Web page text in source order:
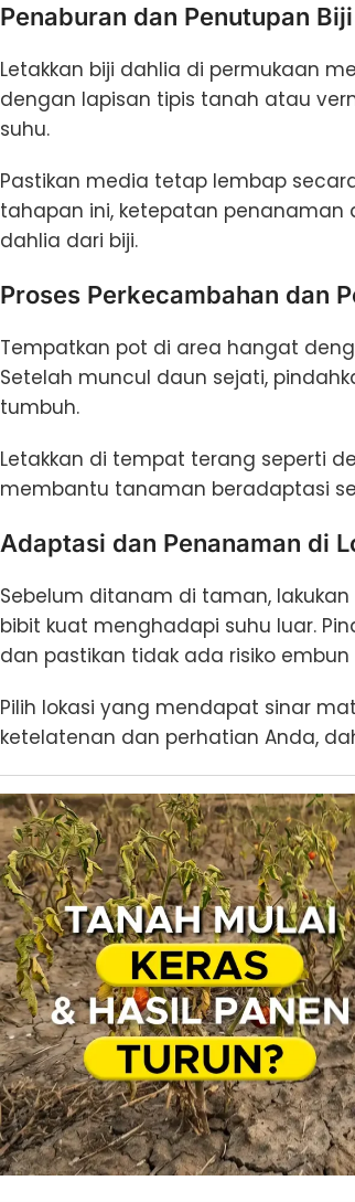
Penaburan dan Penutupan Biji
Letakkan biji dahlia di permukaan
dengan lapisan tipis tanah atau
suhu.
Pastikan media tetap lembap
tahapan ini, ketepatan
dahlia dari biji.
Proses Perkecambahan dan
Tempatkan pot di area hangat
Setelah muncul daun sejati,
tumbuh.
Letakkan di tempat terang seperti
membantu tanaman beradaptasi
Adaptasi dan Penanaman di
Sebelum ditanam di taman,
bibit kuat menghadapi suhu luar.
dan pastikan tidak ada risiko embun
Pilih lokasi yang mendapat sinar
ketelatenan dan perhatian Anda,